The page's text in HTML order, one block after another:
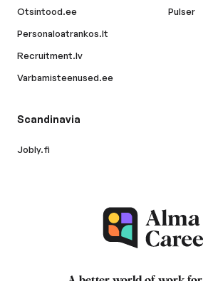
Otsintood.ee
Personaloatrankos.lt
Recruitment.lv
Varbamisteenused.ee
Pulser
Scandinavia
Jobly.fi